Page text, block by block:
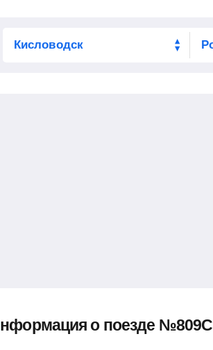
Информация о поезде №809С